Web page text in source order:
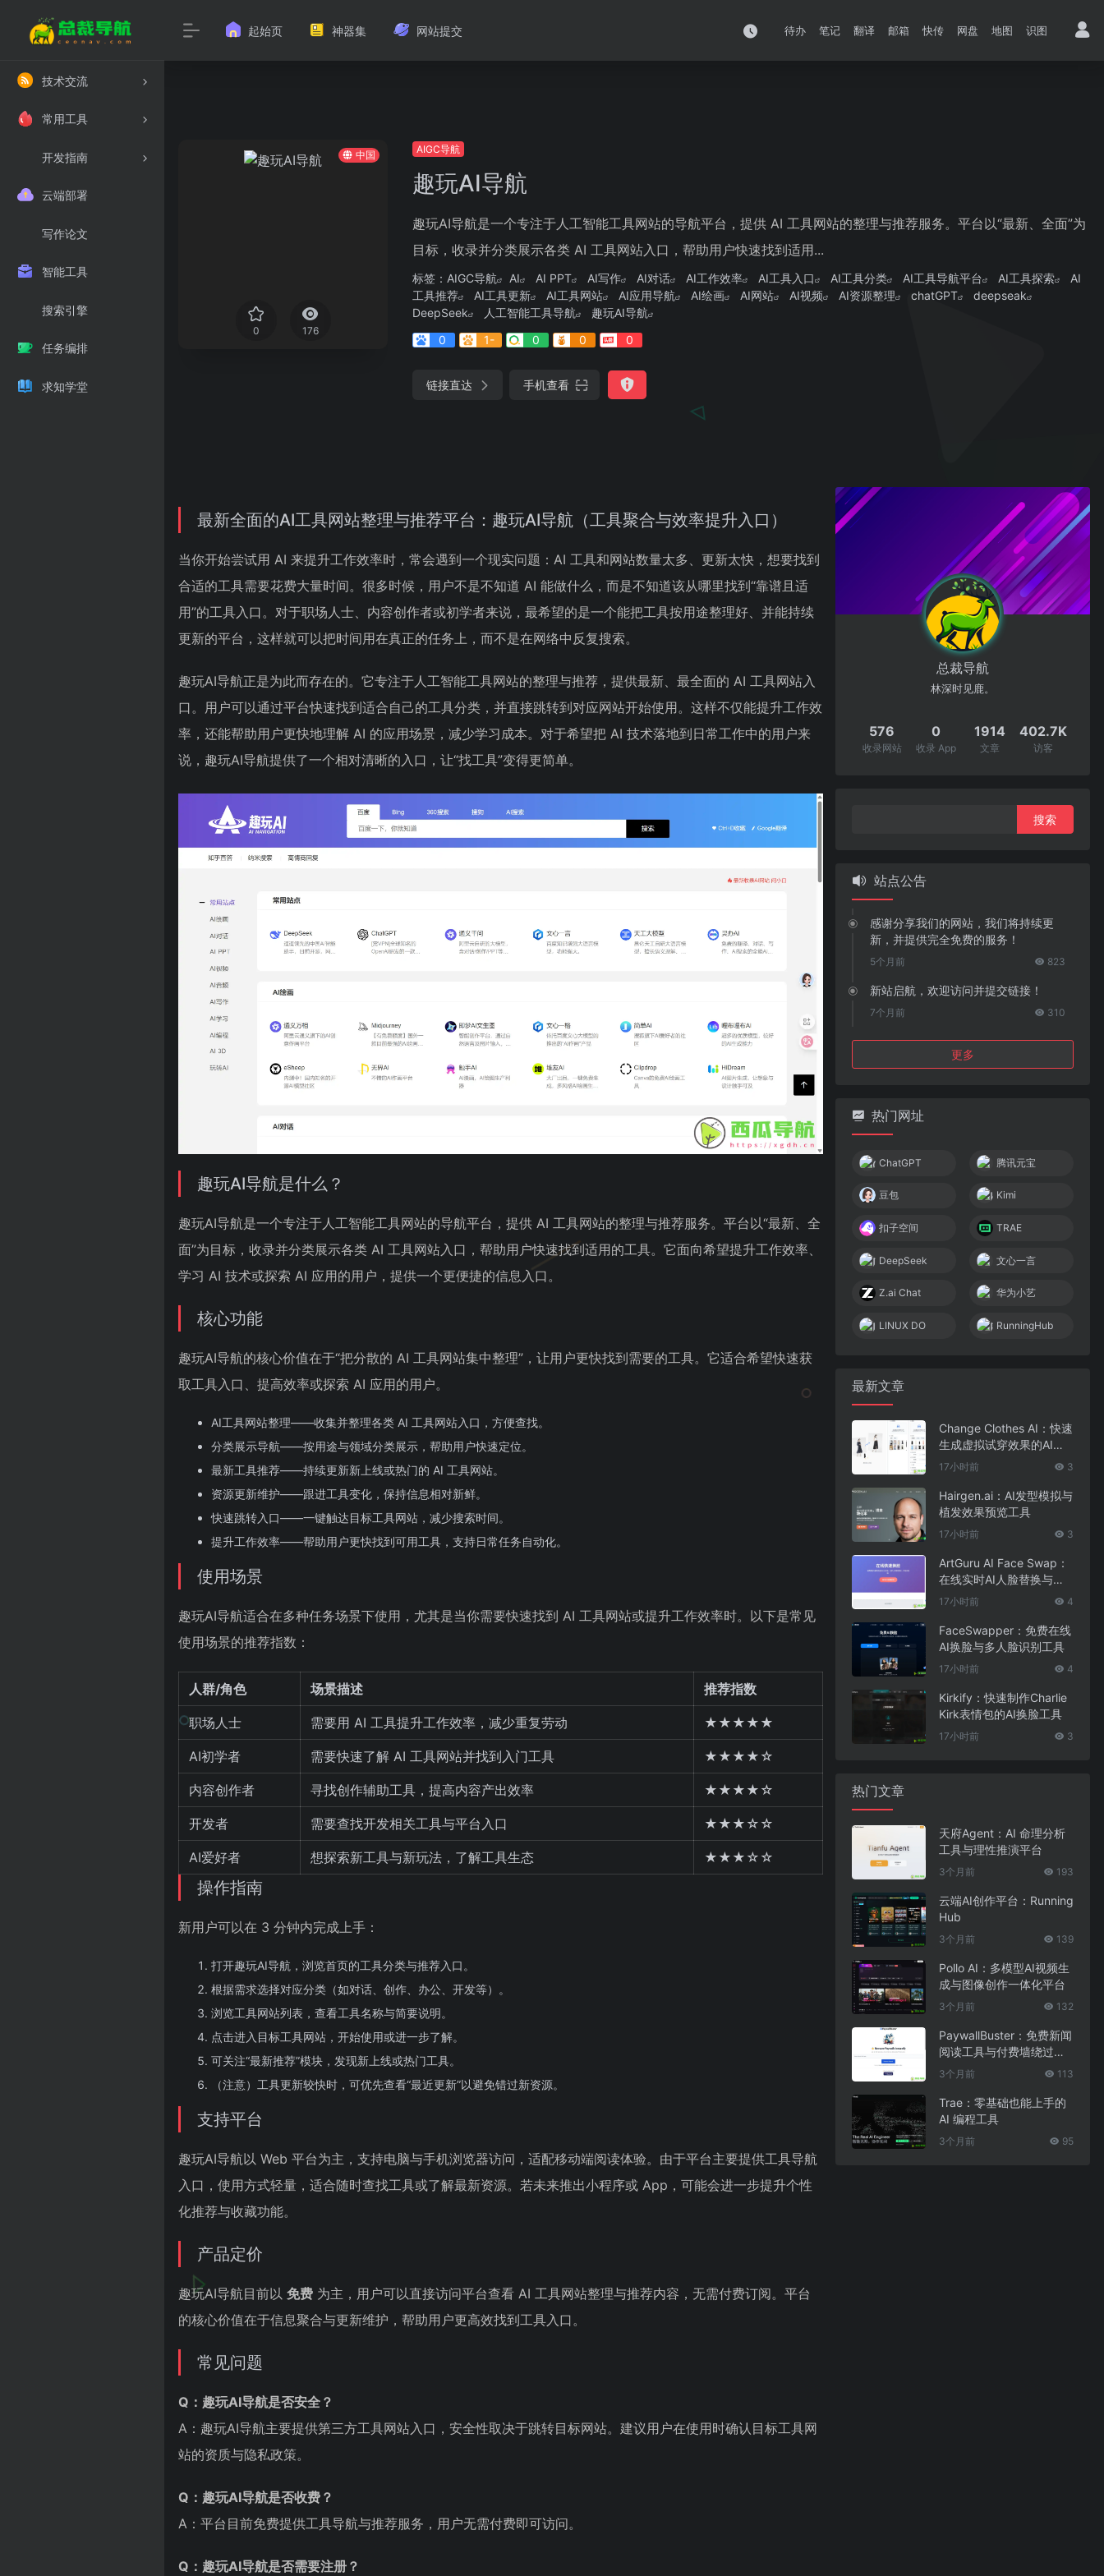
技术交流
常用工具
开发指南
云端部署
写作论文
智能工具
搜索引擎
任务编排
求知学堂
起始页 神器集 网站提交 待办 笔记 翻译 邮箱 快传 网盘 地图 识图
中国
0 176
AIGC导航
趣玩AI导航
趣玩AI导航是一个专注于人工智能工具网站的导航平台，提供 AI 工具网站的整理与推荐服务。平台以“最新、全面”为
目标，收录并分类展示各类 AI 工具网站入口，帮助用户快速找到适用...
标签： AIGC导航 AI AI PPT AI写作 AI对话 AI工作效率 AI工具入口 AI工具分类 AI工具导航平台 AI工具探索
AI
工具推荐
AI工具更新 AI工具网站 AI应用导航 AI绘画 AI网站 AI视频 AI资源整理 chatGPT
deepseak
DeepSeek
人工智能工具导航
趣玩AI导航
0
1- 0 0 0
链接直达 手机查看
最新全面的AI工具网站整理与推荐平台：趣玩AI导航（工具聚合与效率提升入口）
当你开始尝试用 AI 来提升工作效率时，常会遇到一个现实问题：AI 工具和网站数量太多、更新太快，想要找到
合适的工具需要花费大量时间。很多时候，用户不是不知道 AI 能做什么，而是不知道该从哪里找到“靠谱且适
用”的工具入口。对于职场人士、内容创作者或初学者来说，最希望的是一个能把工具按用途整理好、并能持续
更新的平台，这样就可以把时间用在真正的任务上，而不是在网络中反复搜索。
趣玩AI导航正是为此而存在的。它专注于人工智能工具网站的整理与推荐，提供最新、最全面的 AI 工具网站入
口。用户可以通过平台快速找到适合自己的工具分类，并直接跳转到对应网站开始使用。这样不仅能提升工作效
率，还能帮助用户更快地理解 AI 的应用场景，减少学习成本。对于希望把 AI 技术落地到日常工作中的用户来
说，趣玩AI导航提供了一个相对清晰的入口，让“找工具”变得更简单。
趣玩AI导航是什么？
趣玩AI导航是一个专注于人工智能工具网站的导航平台，提供 AI 工具网站的整理与推荐服务。平台以“最新、全
面”为目标，收录并分类展示各类 AI 工具网站入口，帮助用户快速找到适用的工具。它面向希望提升工作效率、
学习 AI 技术或探索 AI 应用的用户，提供一个更便捷的信息入口。
核心功能
趣玩AI导航的核心价值在于“把分散的 AI 工具网站集中整理”，让用户更快找到需要的工具。它适合希望快速获
取工具入口、提高效率或探索 AI 应用的用户。
AI工具网站整理——收集并整理各类 AI 工具网站入口，方便查找。
分类展示导航——按用途与领域分类展示，帮助用户快速定位。
最新工具推荐——持续更新新上线或热门的 AI 工具网站。
资源更新维护——跟进工具变化，保持信息相对新鲜。
快速跳转入口——一键触达目标工具网站，减少搜索时间。
提升工作效率——帮助用户更快找到可用工具，支持日常任务自动化。
使用场景
趣玩AI导航适合在多种任务场景下使用，尤其是当你需要快速找到 AI 工具网站或提升工作效率时。以下是常见
使用场景的推荐指数：
人群/角色 场景描述 推荐指数
职场人士 需要用 AI 工具提升工作效率，减少重复劳动 ★★★★★
AI初学者 需要快速了解 AI 工具网站并找到入门工具 ★★★★☆
内容创作者 寻找创作辅助工具，提高内容产出效率 ★★★★☆
开发者 需要查找开发相关工具与平台入口 ★★★☆☆
AI爱好者 想探索新工具与新玩法，了解工具生态 ★★★☆☆
操作指南
新用户可以在 3 分钟内完成上手：
打开趣玩AI导航，浏览首页的工具分类与推荐入口。
根据需求选择对应分类（如对话、创作、办公、开发等）。
浏览工具网站列表，查看工具名称与简要说明。
点击进入目标工具网站，开始使用或进一步了解。
可关注“最新推荐”模块，发现新上线或热门工具。
（注意）工具更新较快时，可优先查看“最近更新”以避免错过新资源。
支持平台
趣玩AI导航以 Web 平台为主，支持电脑与手机浏览器访问，适配移动端阅读体验。由于平台主要提供工具导航
入口，使用方式轻量，适合随时查找工具或了解最新资源。若未来推出小程序或 App，可能会进一步提升个性
化推荐与收藏功能。
产品定价
趣玩AI导航目前以 免费 为主，用户可以直接访问平台查看 AI 工具网站整理与推荐内容，无需付费订阅。平台
的核心价值在于信息聚合与更新维护，帮助用户更高效找到工具入口。
常见问题
Q：趣玩AI导航是否安全？
A：趣玩AI导航主要提供第三方工具网站入口，安全性取决于跳转目标网站。建议用户在使用时确认目标工具网
站的资质与隐私政策。
Q：趣玩AI导航是否收费？
A：平台目前免费提供工具导航与推荐服务，用户无需付费即可访问。
Q：趣玩AI导航是否需要注册？
总裁导航
林深时见鹿。
576
收录网站
0
收录 App
1914
文章
402.7K
访客
站点公告
感谢分享我们的网站，我们将持续更
新，并提供完全免费的服务！
5个月前 823
新站启航，欢迎访问并提交链接！
7个月前 310
更多
热门网址
ChatGPT 腾讯元宝
豆包 Kimi
扣子空间 TRAE
DeepSeek 文心一言
Z.ai Chat 华为小艺
LINUX DO RunningHub
最新文章
Change Clothes AI：快速
生成虚拟试穿效果的AI换
装工具
17小时前 3
Hairgen.ai：AI发型模拟与
植发效果预览工具
17小时前 3
ArtGuru AI Face Swap：
在线实时AI人脸替换与照
片编辑工具
17小时前 4
FaceSwapper：免费在线
AI换脸与多人脸识别工具
17小时前 4
Kirkify：快速制作Charlie
Kirk表情包的AI换脸工具
17小时前 3
热门文章
天府Agent：AI 命理分析
工具与理性推演平台
3个月前 193
云端AI创作平台：Running
Hub
3个月前 139
Pollo AI：多模型AI视频生
成与图像创作一体化平台
3个月前 132
PaywallBuster：免费新闻
阅读工具与付费墙绕过助
手
3个月前 113
Trae：零基础也能上手的
AI 编程工具
3个月前 95